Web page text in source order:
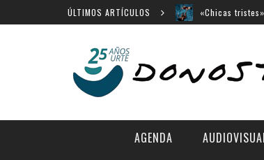
ÚLTIMOS ARTÍCULOS
«Chicas
Menú cerrado
14
AGENDA